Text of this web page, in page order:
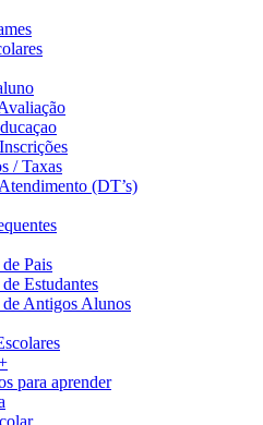
/ Taxas
(DT’s)
Pais
Estudantes
de Antigos Alunos
para aprender